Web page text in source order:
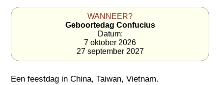
WANNEER?
Geboortedag Confucius
Datum:
7 oktober 2026
27 september 2027
Een feestdag inChina,Taiwan,Vietnam.